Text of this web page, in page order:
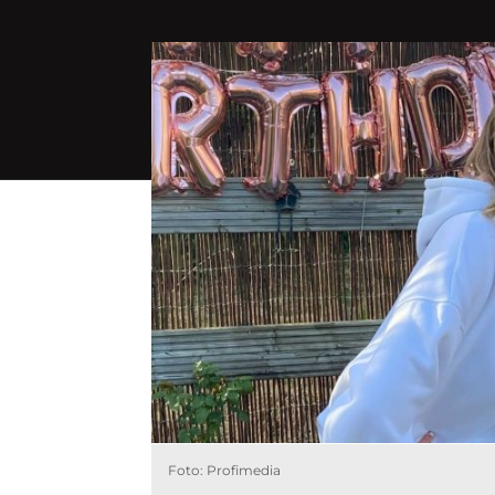
Foto: Profimedia